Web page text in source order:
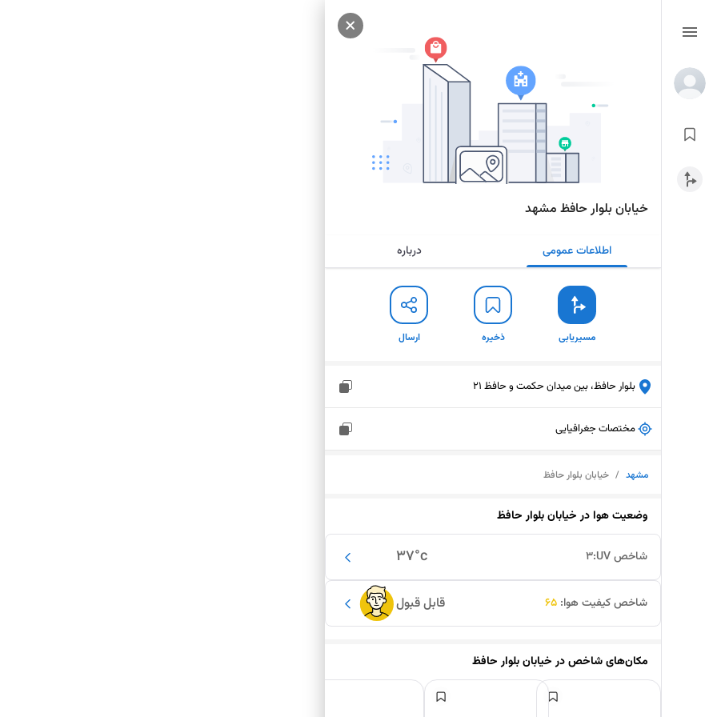
خیابان بلوار حافظ مشهد
اطلاعات عمومی درباره
مسیریابی ذخیره ارسال
بلوار حافظ، بین میدان حکمت و حافظ 21
مختصات جغرافیایی
مشهد / خیابان بلوار حافظ
وضعیت هوا درخیابان بلوار حافظ
37°c شاخص UV: 3
قابل قبول شاخص کیفیت هوا: 65
مکان‌های شاخص درخیابان بلوار حافظ